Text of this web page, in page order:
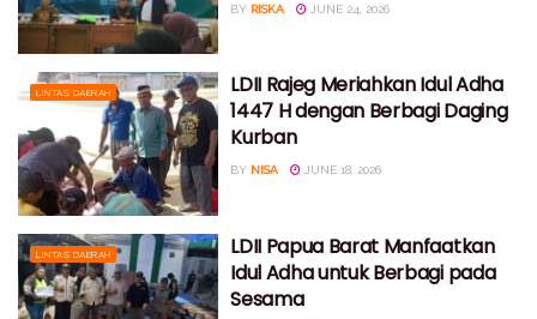
BY RISKA JUNE 24, 2026
LINTAS DAERAH
LDII Rajeg Meriahkan Idul Adha
1447 H dengan Berbagi Daging
Kurban
BY NISA JUNE 18, 2026
LINTAS DAERAH
LDII Papua Barat Manfaatkan
Idul Adha untuk Berbagi pada
Sesama